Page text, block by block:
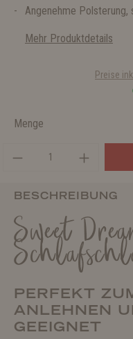
Angenehme Polsterung,
Mehr Produktdetails
Preise
Menge
BESCHREIBUNG
Sweet
PERFEKT
ANLEHNEN
GEEIGNET